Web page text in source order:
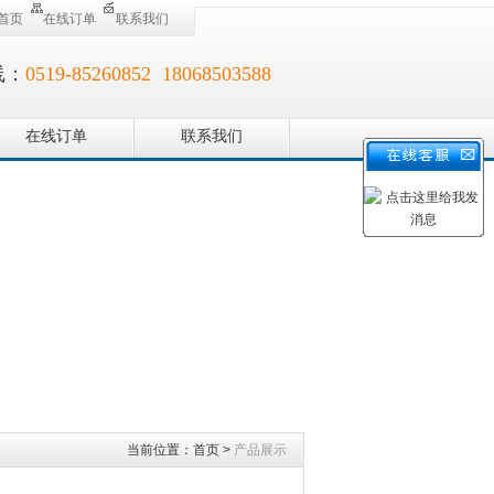
页 在线订单 联系我们
0519-85260852 18068503588
在线订单 联系我们
当前位置： 首页 > 产品展示